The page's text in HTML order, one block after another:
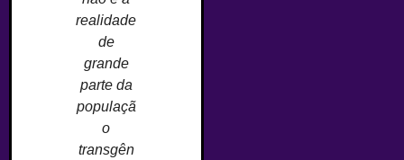
realidade
de
grande
parte da
populaçã
o
transgên